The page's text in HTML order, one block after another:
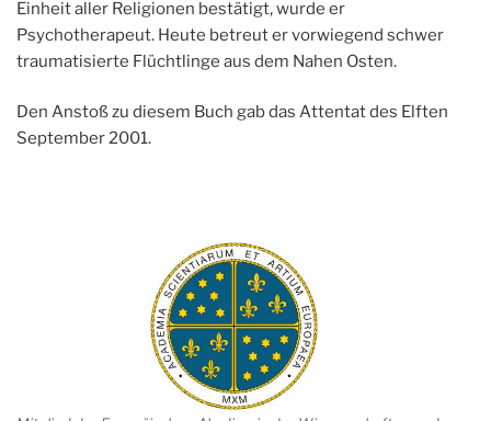
Einheit aller Religionen bestätigt, wurde er
Psychotherapeut. Heute betreut er vorwiegend schwer
traumatisierte Flüchtlinge aus dem Nahen Osten.
Den Anstoß zu diesem Buch gab das Attentat des Elften
September 2001.